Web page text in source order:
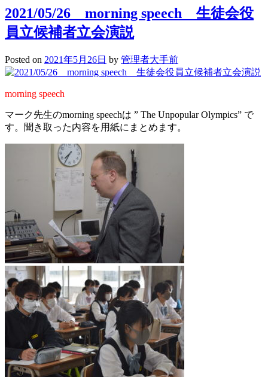
進
研
ク
模
わ
れ
ま
2021/05/26 morning speech 生徒会役
員立候補者立会演説
Posted on 2021年5月26日 by 管理者大手前
morning speech
マーク先生のmorning speechは ” The Unpopular Olympics” で
す。聞き取った内容を用紙にまとめます。